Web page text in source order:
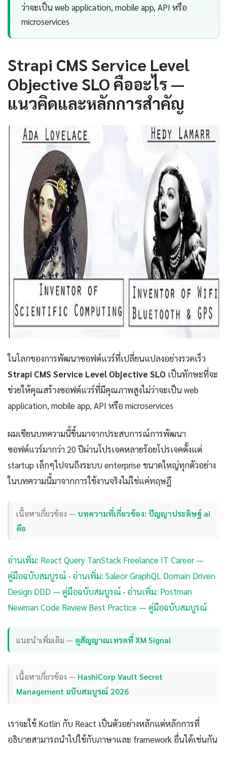
ว่าจะเป็น web application, mobile app, API หรือ
microservices
Strapi CMS Service Level
Objective SLO คืออะไร —
แนวคิดและหลักการสำคัญ
ในโลกของการพัฒนาซอฟต์แวร์ที่เปลี่ยนแปลงอย่างรวดเร็ว
Strapi CMS Service Level Objective SLO เป็นทักษะที่จะ
ช่วยให้คุณสร้างซอฟต์แวร์ที่มีคุณภาพสูงไม่ว่าจะเป็น web
application, mobile app, API หรือ microservices
ผมเขียนบทความนี้ขึ้นมาจากประสบการณ์การพัฒนา
ซอฟต์แวร์มากว่า 20 ปีผ่านโปรเจคหลายร้อยโปรเจคตั้งแต่
startup เล็กๆไปจนถึงระบบ enterprise ขนาดใหญ่ทุกตัวอย่าง
ในบทความนี้มาจากการใช้งานจริงไม่ใช่แค่ทฤษฎี
เนื้อหาเกี่ยวข้อง — บทความที่เกี่ยวข้อง: ปัญญาประดิษฐ์ ai
คือ
อ่านเพิ่ม: React Query TanStack Freelance IT Career —
คู่มือฉบับสมบูรณ์ · อ่านเพิ่ม: Saleor GraphQL Domain Driven
Design DDD — คู่มือฉบับสมบูรณ์ · อ่านเพิ่ม: Postman
Newman Code Review Best Practice — คู่มือฉบับสมบูรณ์
แนะนำเพิ่มเติม — ดูสัญญาณเทรดที่ XM Signal
เนื้อหาเกี่ยวข้อง — HashiCorp Vault Secret
Management ฉบับสมบูรณ์ 2026
เราจะใช้ Kotlin กับ React เป็นตัวอย่างหลักแต่หลักการที่
อธิบายสามารถนำไปใช้กับภาษาและ framework อื่นได้เช่นกัน